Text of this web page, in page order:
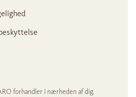
forhandler i nærheden af dig.